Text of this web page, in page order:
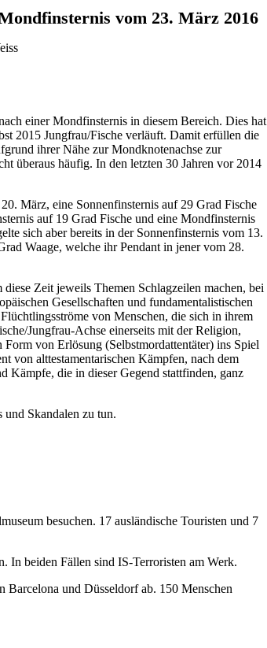
vom 23. März 2016
einer Mondfinsternis in diesem Bereich. Dies hat
2015 Jungfrau/Fische verläuft. Damit erfüllen die
ihrer Nähe zur Mondknotenachse zur
überaus häufig. In den letzten 30 Jahren vor 2014
März, eine Sonnenfinsternis auf 29 Grad Fische
auf 19 Grad Fische und eine Mondfinsternis
sich aber bereits in der Sonnenfinsternis vom 13.
Waage, welche ihr Pendant in jener vom 28.
Zeit jeweils Themen Schlagzeilen machen, bei
Gesellschaften und fundamentalistischen
von Menschen, die sich in ihrem
Jungfrau-Achse einerseits mit der Religion,
von Erlösung (Selbstmordattentäter) ins Spiel
von alttestamentarischen Kämpfen, nach dem
Kämpfe, die in dieser Gegend stattfinden, ganz
und Skandalen zu tun.
besuchen. 17 ausländische Touristen und 7
In beiden Fällen sind IS-Terroristen am Werk.
Barcelona und Düsseldorf ab. 150 Menschen